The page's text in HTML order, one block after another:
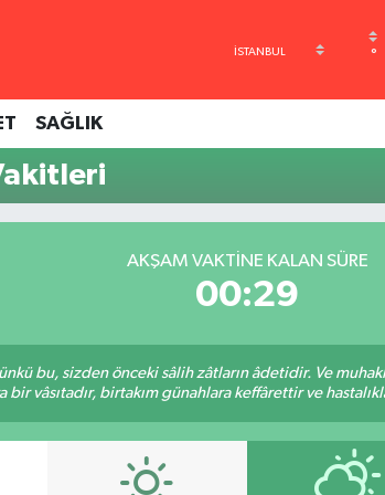
°
SAĞLIK
AKŞAM VAKTINE KALAN SÜRE
00:29
bu, sizden önceki sâlih zâtların âdetidir. Ve
vâsıtadır, birtakım günahlara keffârettir ve